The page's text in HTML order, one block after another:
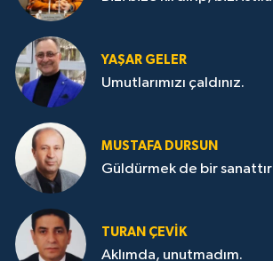
YAŞAR GELER
Umutlarımızı çaldınız.
MUSTAFA DURSUN
Güldürmek de bir sanattır
TURAN ÇEVİK
Aklımda, unutmadım.